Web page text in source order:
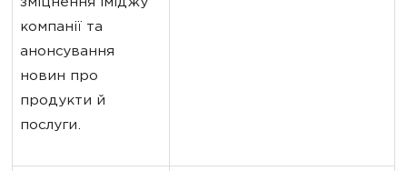
компанії та
анонсування
новин про
продукти й
послуги.